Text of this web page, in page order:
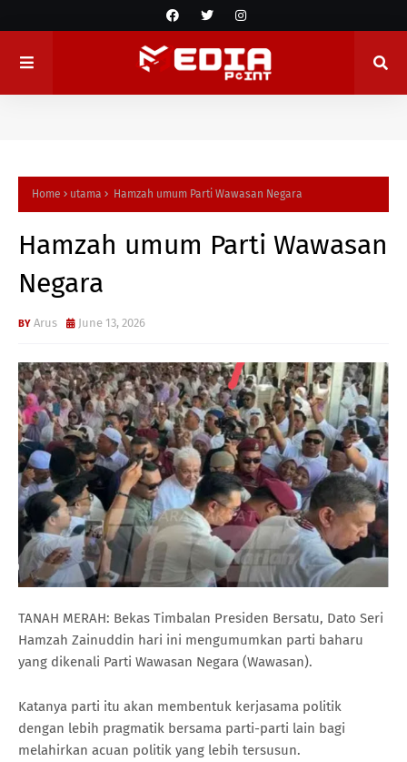
Home utama Hamzah umum Parti Wawasan Negara
Hamzah umum Parti Wawasan
Negara
Arus June 13, 2026
TANAH MERAH: Bekas Timbalan Presiden Bersatu, Dato Seri
Hamzah Zainuddin hari ini mengumumkan parti baharu
yang dikenali Parti Wawasan Negara (Wawasan).
Katanya parti itu akan membentuk kerjasama politik
dengan lebih pragmatik bersama parti-parti lain bagi
melahirkan acuan politik yang lebih tersusun.